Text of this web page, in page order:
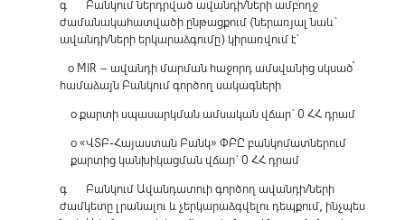
գ Բանկում ներդրված ավանդի/ների ամբողջ
ժամանակահատվածի ընթացքում (ներառյալ նաև`
ավանդի/ների երկարաձգումը) կիրառվում է`
o MIR – ավանդի մարման հաջորդ ամսվանից սկսած՝
համաձայն Բանկում գործող սակագների
o քարտի սպասարկման ամսական վճար` 0 ՀՀ դրամ
o «ՎՏԲ-Հայաստան Բանկ» ՓԲԸ բանկոմատներում
քարտից կանխիկացման վճար` 0 ՀՀ դրամ
գ Բանկում Ավանդատուի գործող ավանդի/ների
ժամկետը լրանալու և չերկարաձգվելու դեպքում, ինչպես